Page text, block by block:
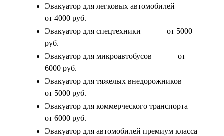
Эвакуатор для легковых автомобилей
от 4000 руб.
Эвакуатор для спецтехники
от 5000
руб.
Эвакуатор для микроавтобусов
от
6000 руб.
Эвакуатор для тяжелых внедорожников
от 5000 руб.
Эвакуатор для коммерческого транспорта
от 6000 руб.
Эвакуатор для автомобилей премиум класса